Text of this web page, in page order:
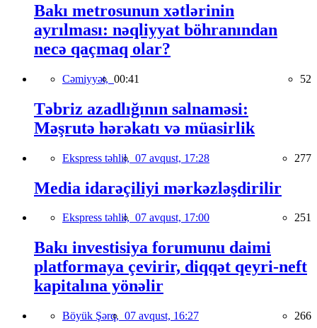
Bakı metrosunun xətlərinin
ayrılması: nəqliyyat böhranından
necə qaçmaq olar?
Cəmiyyət, 00:41 52
Təbriz azadlığının salnaməsi:
Məşrutə hərəkatı və müasirlik
Ekspress təhlil, 07 avqust, 17:28 277
Media idarəçiliyi mərkəzləşdirilir
Ekspress təhlil, 07 avqust, 17:00 251
Bakı investisiya forumunu daimi
platformaya çevirir, diqqət qeyri-neft
kapitalına yönəlir
Böyük Şərq, 07 avqust, 16:27 266